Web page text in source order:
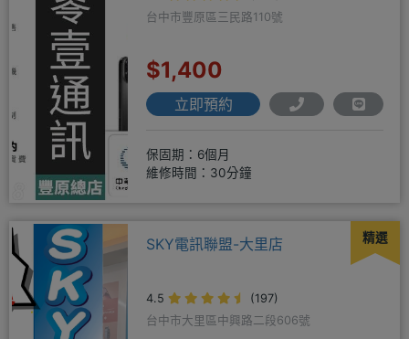
台中市豐原區三民路110號
$1,400
立即預約
保固期：6個月
維修時間：30分鐘
精選
SKY電訊聯盟-大里店
4.5
(197)
台中市大里區中興路二段606號